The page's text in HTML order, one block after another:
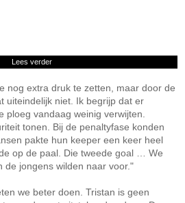
Lees verder
nog extra druk te zetten, maar door de
uiteindelijk niet. Ik begrijp dat er
ploeg vandaag weinig verwijten.
tonen. Bij de penaltyfase konden
pakte hun keeper een keer heel
op de paal. Die tweede goal … We
de jongens wilden naar voor."
we beter doen. Tristan is geen